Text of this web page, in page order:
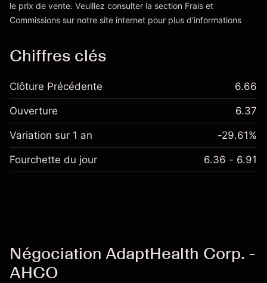
Vers la plateforme
'Tarifs et Frais
le prix de vente. Veuillez consulter la section Frais et
Commissions sur notre site internet pour plus d’informations
Chiffres clés
Clôture Précédente 6.66
Ouverture 6.37
Variation sur 1 an -29.61%
Fourchette du jour 6.36 - 6.91
Négociation AdaptHealth Corp. -
AHCO